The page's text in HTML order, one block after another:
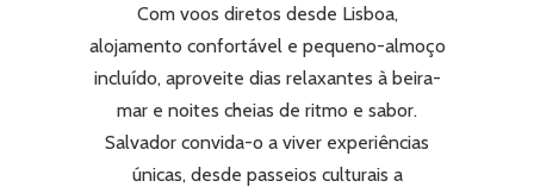
Com voos diretos desde Lisboa,
alojamento confortável e pequeno-almoço
incluído, aproveite dias relaxantes à beira-
mar e noites cheias de ritmo e sabor.
Salvador convida-o a viver experiências
únicas, desde passeios culturais a